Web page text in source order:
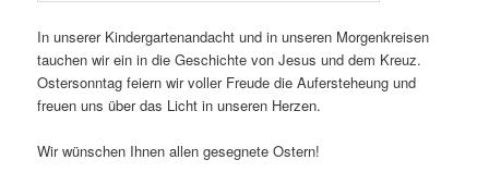
In unserer Kindergartenandacht und in unseren Morgenkreisen
tauchen wir ein in die Geschichte von Jesus und dem Kreuz.
Ostersonntag feiern wir voller Freude die Aufersteheung und
freuen uns über das Licht in unseren Herzen.
Wir wünschen Ihnen allen gesegnete Ostern!